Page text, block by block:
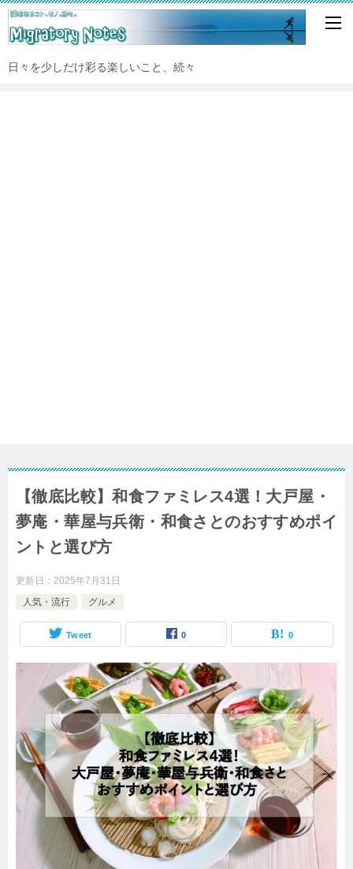
日々を少しだけ彩る楽しいこと、続々
【徹底比較】和食ファミレス4選！大戸屋・
夢庵・華屋与兵衛・和食さとのおすすめポイ
ントと選び方
更新日： 2025年7月31日
人気・流行
グルメ
Tweet 0 0